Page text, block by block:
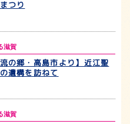
つり
滋賀
流の郷・高島市より】近江聖
遺構を訪ねて
滋賀